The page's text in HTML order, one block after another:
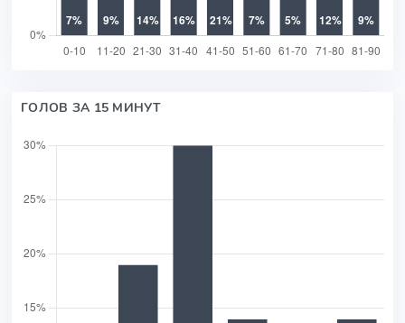
ГОЛОВ ЗА 15 МИНУТ